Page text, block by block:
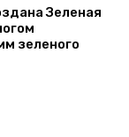
Зеленая
зеленого